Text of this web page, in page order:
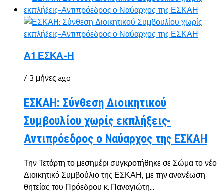
Α1 ΕΣΚΑ-Η
/ 3 μήνες ago
ΕΣΚΑΗ: Σύνθεση Διοικητικού
Συμβουλίου χωρίς εκπλήξεις-
Αντιπρόεδρος ο Ναύαρχος της ΕΣΚΑΗ
Την Τετάρτη το μεσημέρι συγκροτήθηκε σε Σώμα το νέο
Διοικητικό Συμβούλιο της ΕΣΚΑΗ, με την ανανέωση
θητείας του Πρόεδρου κ. Παναγιώτη...